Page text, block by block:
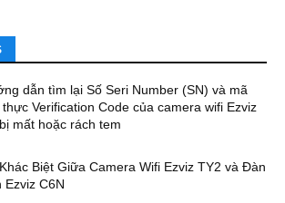
dẫn tìm lại Số Seri Number (SN) và mã
thực Verification Code của camera wifi Ezviz
mất hoặc rách tem
Biệt Giữa Camera Wifi Ezviz TY2 và Đàn
Ezviz C6N